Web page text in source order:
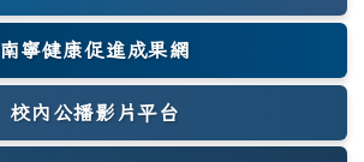
南寧健康促進成果網
(另開新視窗)
校內公播影片平台